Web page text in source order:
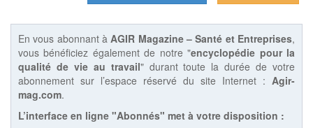
En vous abonnant à AGIR Magazine – Santé et Entreprises,
vous bénéficiez également de notre "encyclopédie pour la
qualité de vie au travail" durant toute la durée de votre
abonnement sur l’espace réservé du site Internet : Agir-
mag.com.
L’interface en ligne "Abonnés" met à votre disposition :